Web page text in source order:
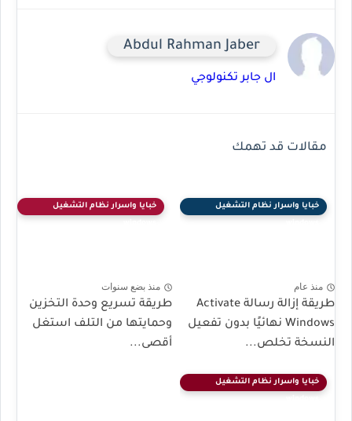
Abdul Rahman Jaber
ال جابر تكنولوجي
مقالات قد تهمك
خبايا واسرار نظام التشغيل
منذ عام
طريقة إزالة رسالة Activate
Windows نهائيًا بدون تفعيل
النسخة تخلص...
خبايا واسرار نظام التشغيل
منذ بضع سنوات
طريقة تسريع وحدة التخزين
وحمايتها من التلف استغل
أقصى...
خبايا واسرار نظام التشغيل